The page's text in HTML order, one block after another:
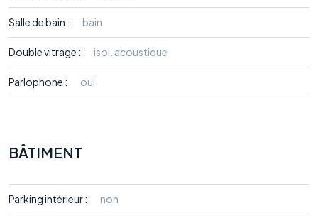
Salle de bain : bain
Double vitrage : isol. acoustique
Parlophone : oui
BÂTIMENT
Parking intérieur : non